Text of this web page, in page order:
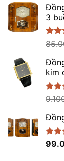
5 sao
3
5 sao
kim
5 sao